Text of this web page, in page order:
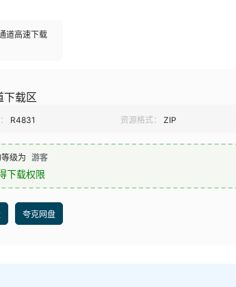
道高速下载
下载区
R4831 资源格式： ZIP
级为 游客
下载权限
夸克网盘